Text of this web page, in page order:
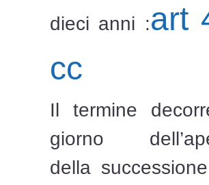
dieci anni :art
cc
Il termine
giorno
della